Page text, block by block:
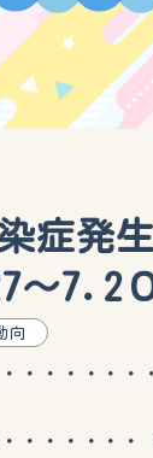
症発
〜7.2
向
・・・・・・
・・・・・・